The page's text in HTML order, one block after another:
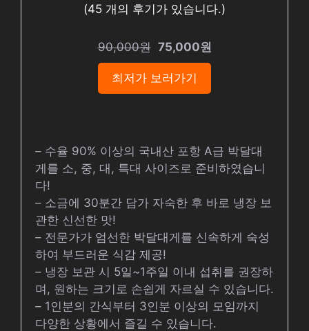
(45 개의 후기가 있습니다.)
90,000원 75,000원
최저가 보러가기
– 수율 90% 이상의 국내산 포항 A급 박달대
게를 소, 중, 대, 특대 사이즈로 준비하였습니
다!
– 소금에 30분간 담가 자숙한 후 바로 냉장 보
관한 신선한 맛!
– 전문가가 엄선한 박달대게를 신속하게 숙성
하여 부드러운 식감 제공!
– 냉장 보관 시 5일~1주일 이내 섭취를 권장하
며, 원하는 크기로 손쉽게 자르실 수 있습니다.
– 1인분의 간식부터 3인분 이상의 모임까지
다양한 상황에서 즐길 수 있습니다.